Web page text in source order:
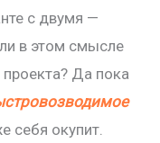
с двумя —
в этом смысле
Да пока
себя окупит.